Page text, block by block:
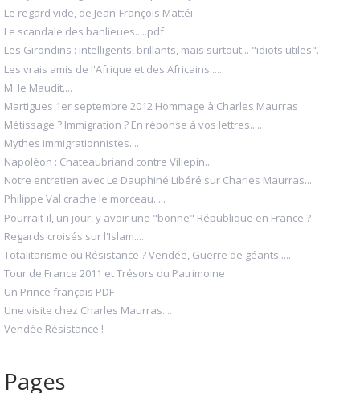
Le regard vide, de Jean-François Mattéi
Le scandale des banlieues.....pdf
Les Girondins : intelligents, brillants, mais surtout... "idiots utiles".
Les vrais amis de l'Afrique et des Africains.....
M. le Maudit....
Martigues 1er septembre 2012 Hommage à Charles Maurras
Métissage ? Immigration ? En réponse à vos lettres.....
Mythes immigrationnistes....
Napoléon : Chateaubriand contre Villepin...
Notre entretien avec Le Dauphiné Libéré sur Charles Maurras...
Philippe Val crache le morceau.....
Pourrait-il, un jour, y avoir une "bonne" République en France ?
Regards croisés sur l'Islam.....
Totalitarisme ou Résistance ? Vendée, Guerre de géants.....
Tour de France 2011 et Trésors du Patrimoine
Un Prince français PDF
Une visite chez Charles Maurras....
Vendée Résistance !
Pages